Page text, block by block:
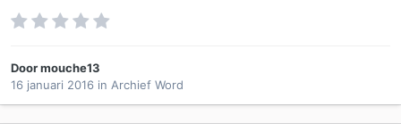
Doormouche13
16 januari 2016 in Archief Word